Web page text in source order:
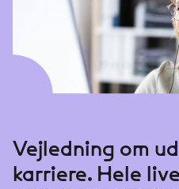
Vejledning om
karriere. Hele